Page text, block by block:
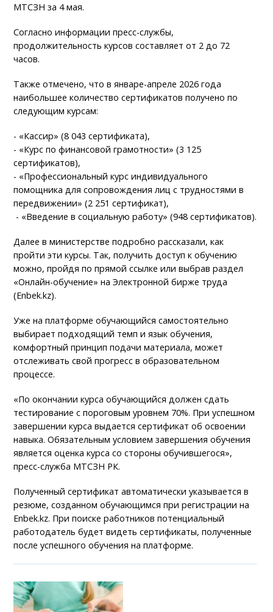
МТСЗН за 4 мая.
Согласно информации пресс-службы,
продолжительность курсов составляет от 2 до 72
часов.
Также отмечено, что в январе-апреле 2026 года
наибольшее количество сертификатов получено по
следующим курсам:
- «Кассир» (8 043 сертификата),
- «Курс по финансовой грамотности» (3 125
сертификатов),
- «Профессиональный курс индивидуального
помощника для сопровождения лиц с трудностями в
передвижении» (2 251 сертификат),
- «Введение в социальную работу» (948 сертификатов).
Далее в министерстве подробно рассказали, как
пройти эти курсы. Так, получить доступ к обучению
можно, пройдя по прямой ссылке или выбрав раздел
«Онлайн-обучение» на Электронной бирже труда
(Enbek.kz).
Уже на платформе обучающийся самостоятельно
выбирает подходящий темп и язык обучения,
комфортный принцип подачи материала, может
отслеживать свой прогресс в образовательном
процессе.
«По окончании курса обучающийся должен сдать
тестирование с пороговым уровнем 70%. При успешном
завершении курса выдается сертификат об освоении
навыка. Обязательным условием завершения обучения
является оценка курса со стороны обучившегося»,
пресс-служба МТСЗН РК.
Полученный сертификат автоматически указывается в
резюме, созданном обучающимся при регистрации на
Enbek.kz. При поиске работников потенциальный
работодатель будет видеть сертификаты, полученные
после успешного обучения на платформе.